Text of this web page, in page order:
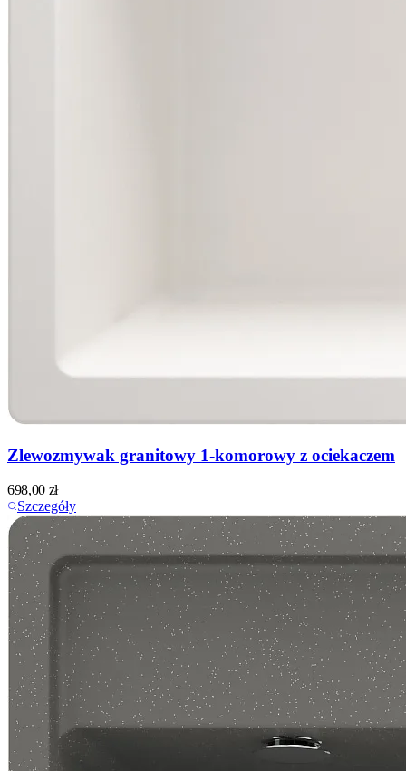
Zlewozmywak granitowy 1-komorowy z ociekaczem
698,00 zł
Szczegóły